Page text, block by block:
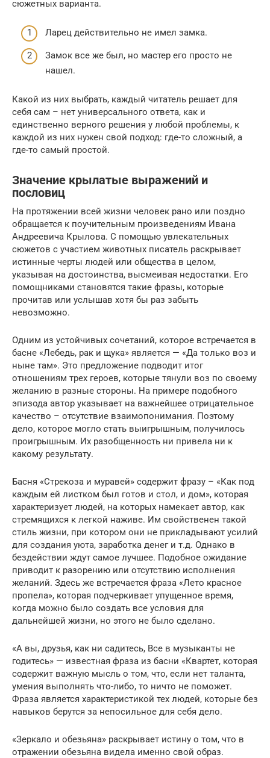
сюжетных варианта.
Ларец действительно не имел замка.
Замок все же был, но мастер его просто не
нашел.
Какой из них выбрать, каждый читатель решает для
себя сам – нет универсального ответа, как и
единственно верного решения у любой проблемы, к
каждой из них нужен свой подход: где-то сложный, а
где-то самый простой.
Значение крылатые выражений и
пословиц
На протяжении всей жизни человек рано или поздно
обращается к поучительным произведениям Ивана
Андреевича Крылова. С помощью увлекательных
сюжетов с участием животных писатель раскрывает
истинные черты людей или общества в целом,
указывая на достоинства, высмеивая недостатки. Его
помощниками становятся такие фразы, которые
прочитав или услышав хотя бы раз забыть
невозможно.
Одним из устойчивых сочетаний, которое встречается в
басне «Лебедь, рак и щука» является — «Да только воз и
ныне там». Это предложение подводит итог
отношениям трех героев, которые тянули воз по своему
желанию в разные стороны. На примере подобного
эпизода автор указывает на важнейшее отрицательное
качество – отсутствие взаимопонимания. Поэтому
дело, которое могло стать выигрышным, получилось
проигрышным. Их разобщенность ни привела ни к
какому результату.
Басня «Стрекоза и муравей» содержит фразу – «Как под
каждым ей листком был готов и стол, и дом», которая
характеризует людей, на которых намекает автор, как
стремящихся к легкой наживе. Им свойственен такой
стиль жизни, при котором они не прикладывают усилий
для создания уюта, заработка денег и т.д. Однако в
бездействии ждут самое лучшее. Подобное ожидание
приводит к разорению или отсутствию исполнения
желаний. Здесь же встречается фраза «Лето красное
пропела», которая подчеркивает упущенное время,
когда можно было создать все условия для
дальнейшей жизни, но этого не было сделано.
«А вы, друзья, как ни садитесь, Все в музыканты не
годитесь» — известная фраза из басни «Квартет, которая
содержит важную мысль о том, что, если нет таланта,
умения выполнять что-либо, то ничто не поможет.
Фраза является характеристикой тех людей, которые без
навыков берутся за непосильное для себя дело.
«Зеркало и обезьяна» раскрывает истину о том, что в
отражении обезьяна видела именно свой образ.